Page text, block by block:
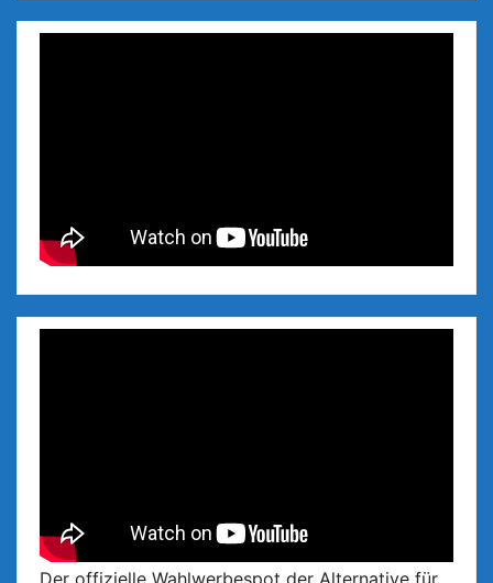
Der offizielle Wahlwerbespot der Alternative für